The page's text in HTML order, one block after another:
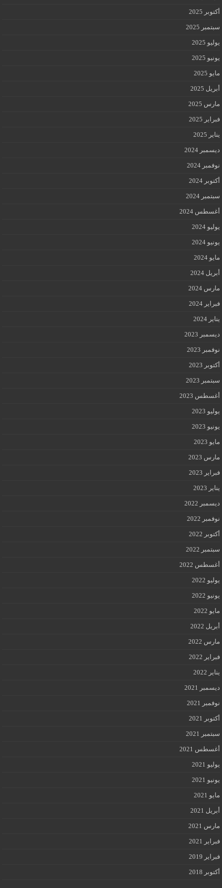
أكتوبر 2025
سبتمبر 2025
يوليو 2025
يونيو 2025
مايو 2025
أبريل 2025
مارس 2025
فبراير 2025
يناير 2025
ديسمبر 2024
نوفمبر 2024
أكتوبر 2024
سبتمبر 2024
أغسطس 2024
يوليو 2024
يونيو 2024
مايو 2024
أبريل 2024
مارس 2024
فبراير 2024
يناير 2024
ديسمبر 2023
نوفمبر 2023
أكتوبر 2023
سبتمبر 2023
أغسطس 2023
يوليو 2023
يونيو 2023
مايو 2023
مارس 2023
فبراير 2023
يناير 2023
ديسمبر 2022
نوفمبر 2022
أكتوبر 2022
سبتمبر 2022
أغسطس 2022
يوليو 2022
يونيو 2022
مايو 2022
أبريل 2022
مارس 2022
فبراير 2022
يناير 2022
ديسمبر 2021
نوفمبر 2021
أكتوبر 2021
سبتمبر 2021
أغسطس 2021
يوليو 2021
يونيو 2021
مايو 2021
أبريل 2021
مارس 2021
فبراير 2021
فبراير 2019
أكتوبر 2018